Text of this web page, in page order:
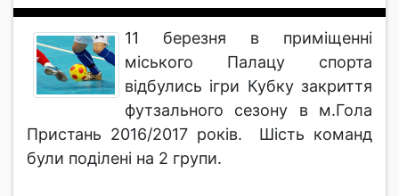
11 березня в приміщенні
міського Палацу спорта
відбулись ігри Кубку закриття
футзального сезону в м.Гола
Пристань 2016/2017 років. Шість команд
були поділені на 2 групи.